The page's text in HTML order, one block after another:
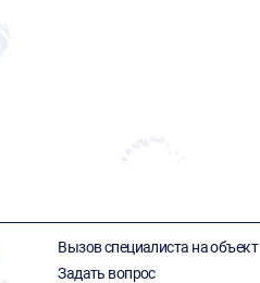
Вызов специалиста на объект
Задать вопрос